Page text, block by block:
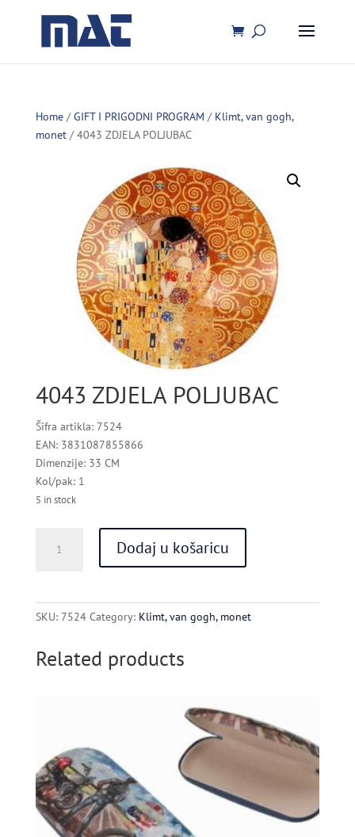
Home/GIFT I PRIGODNI PROGRAM / Klimt, van gogh,
monet/ 4043 ZDJELA POLJUBAC
4043 ZDJELA POLJUBAC
Šifra artikla: 7524
EAN: 3831087855866
Dimenzije: 33 CM
Kol/pak: 1
5 in stock
ZDJELA
Dodaj u košaricu
SKU: 7524 Category: Klimt, van gogh, monet
Related products